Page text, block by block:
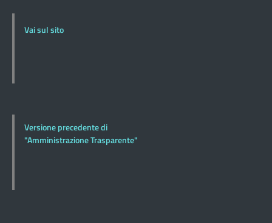
Vai sul sito
Versione precedente di
"Amministrazione Trasparente"